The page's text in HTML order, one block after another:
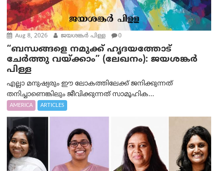
Aug 8, 2026 ജയശങ്കര്‍ പിള്ള 0
“ബന്ധങ്ങളെ നമുക്ക് ഹൃദയത്തോട്
ചേർത്തു വയ്ക്കാം” (ലേഖനം): ജയശങ്കര്‍
പിള്ള
എല്ലാ മനുഷ്യരും ഈ ലോകത്തിലേക്ക് ജനിക്കുന്നത്
തനിച്ചാണെങ്കിലും ജീവിക്കുന്നത് സാമൂഹിക...
AMERICA ARTICLES